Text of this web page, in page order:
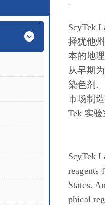
ScyTek
择犹他
本的地
从早期
染色剂
市场制
Tek 实
ScyTek
reagents
States.
phical